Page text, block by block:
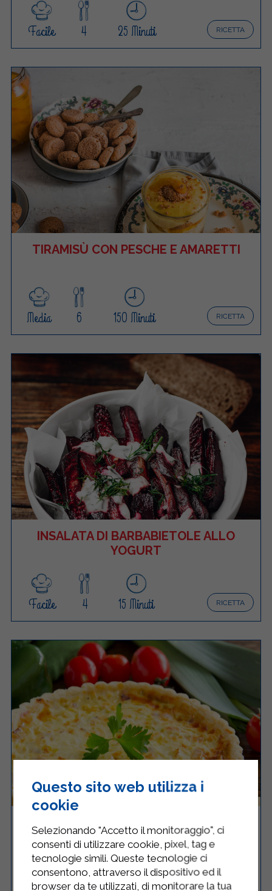
RICETTA
Facile 4 25 Minuti
TIRAMISÙ CON PESCHE E AMARETTI
RICETTA
Media 6 150 Minuti
INSALATA DI BARBABIETOLE ALLO
YOGURT
RICETTA
Facile 4 15 Minuti
RICETTA
Questo sito web utilizza i
cookie
Selezionando "Accetto il monitoraggio", ci
consenti di utilizzare cookie, pixel, tag e
tecnologie simili. Queste tecnologie ci
consentono, attraverso il dispositivo ed il
browser da te utilizzati, di monitorare la tua